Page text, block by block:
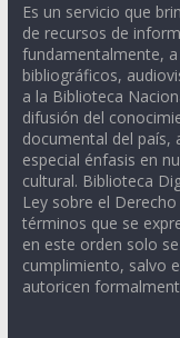
Es un servicio que
de recursos de
fundamentalmente,
bibliográficos,
a la Biblioteca
difusión del
documental del país,
especial énfasis en
cultural. Biblioteca
Ley sobre el
términos que se
en este orden solo
cumplimiento, salvo
autoricen